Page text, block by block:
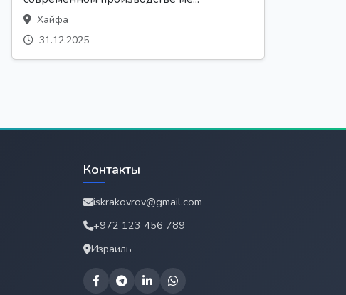
Хайфа
31.12.2025
Контакты
iskrakovrov@gmail.com
+972 123 456 789
Израиль